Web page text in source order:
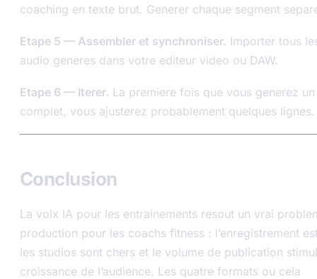
coaching en texte brut. Generer chaque segment
Etape 5 — Assembler et synchroniser. Importer tous
audio generes dans votre editeur video ou DAW.
Etape 6 — Iterer. La premiere fois que vous generez
complet, vous ajusterez probablement quelques lignes.
Conclusion
La voix IA pour les entrainements resout un vrai
production pour les coachs fitness : l’enregistrement
les studios sont chers et le volume de publication
croissance de l’audience. Les quatre formats ou cela